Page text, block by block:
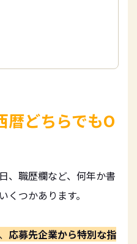
暦どちらでもO
、職歴欄など、何年か書
くつかあります。
応募先企業から特別な指